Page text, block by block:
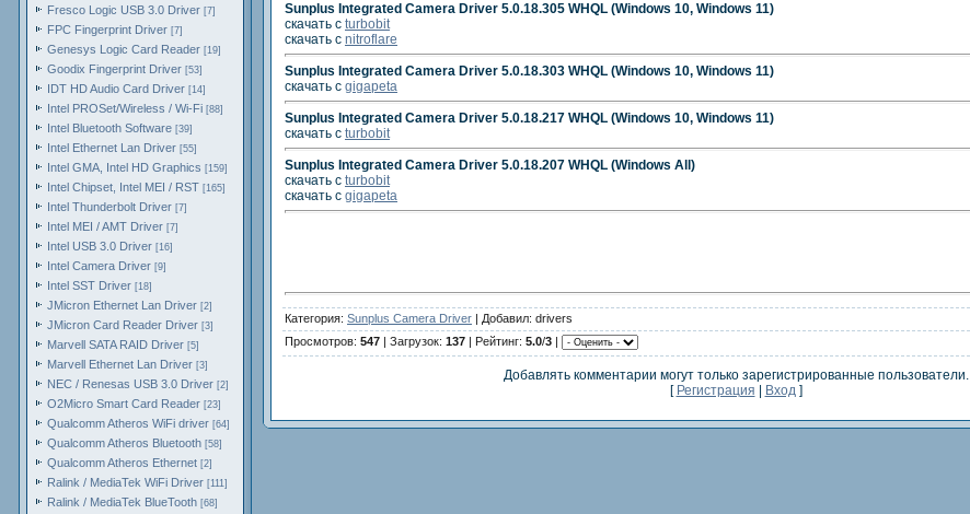
Fresco Logic USB 3.0 Driver [7]
FPC Fingerprint Driver [7]
Genesys Logic Card Reader [19]
Goodix Fingerprint Driver [53]
IDT HD Audio Card Driver [14]
Intel PROSet/Wireless / Wi-Fi [88]
Intel Bluetooth Software [39]
Intel Ethernet Lan Driver [55]
Intel GMA, Intel HD Graphics [159]
Intel Chipset, Intel MEI / RST [165]
Intel Thunderbolt Driver [7]
Intel MEI / AMT Driver [7]
Intel USB 3.0 Driver [16]
Intel Camera Driver [9]
Intel SST Driver [18]
JMicron Ethernet Lan Driver [2]
JMicron Card Reader Driver [3]
Marvell SATA RAID Driver [5]
Marvell Ethernet Lan Driver [3]
NEC / Renesas USB 3.0 Driver [2]
O2Micro Smart Card Reader [23]
Qualcomm Atheros WiFi driver [64]
Qualcomm Atheros Bluetooth [58]
Qualcomm Atheros Ethernet [2]
Ralink / MediaTek WiFi Driver [111]
Ralink / MediaTek BlueTooth [68]
Sunplus Integrated Camera Driver 5.0.18.305 WHQL (Windows 10, Windows 11)
скачать с turbobit
скачать с nitroflare
Sunplus Integrated Camera Driver 5.0.18.303 WHQL (Windows 10, Windows 11)
скачать с gigapeta
Sunplus Integrated Camera Driver 5.0.18.217 WHQL (Windows 10, Windows 11)
скачать с turbobit
Sunplus Integrated Camera Driver 5.0.18.207 WHQL (Windows All)
скачать с turbobit
скачать с gigapeta
Категория: Sunplus Camera Driver | Добавил: drivers
Просмотров: 547 | Загрузок: 137 | Рейтинг: 5.0/3 |
Добавлять комментарии могут только зарегистрированные пользователи.
[ Регистрация Вход]